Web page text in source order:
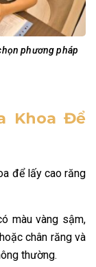
phương pháp
Khoa Để
để lấy cao răng
màu vàng sậm,
chân răng và
thường.